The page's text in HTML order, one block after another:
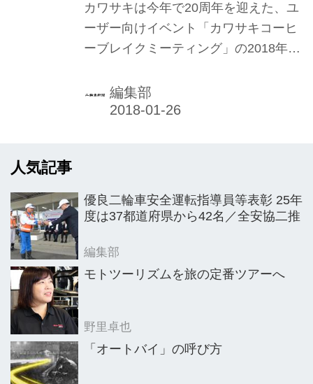
カワサキは今年で20周年を迎えた、ユ
ーザー向けイベント「カワサキコーヒ
ーブレイクミーティング」の2018年第
市・埼玉スタジアム2002東駐車場で開
催した。当日は晴天ながら、風が冷た
況を博した。来場者数は受付ベースで
1552名を数えた。
編集部
人気記事
優良二輪車安全運転指導員等表彰 25年
度は37都道府県から42名／全安協二推
編集部
モトツーリズムを旅の定番ツアーへ
野里卓也
「オートバイ」の呼び方